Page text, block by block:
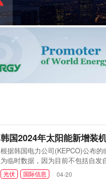
韩国2024年太阳能新增装
根据韩国电力公司(KEPCO)公布
为临时数据，因为目前不包括自
度来看，根据韩国电力公司
2.8吉瓦为待售发电量，近900兆瓦
光伏 国际信息 04-20